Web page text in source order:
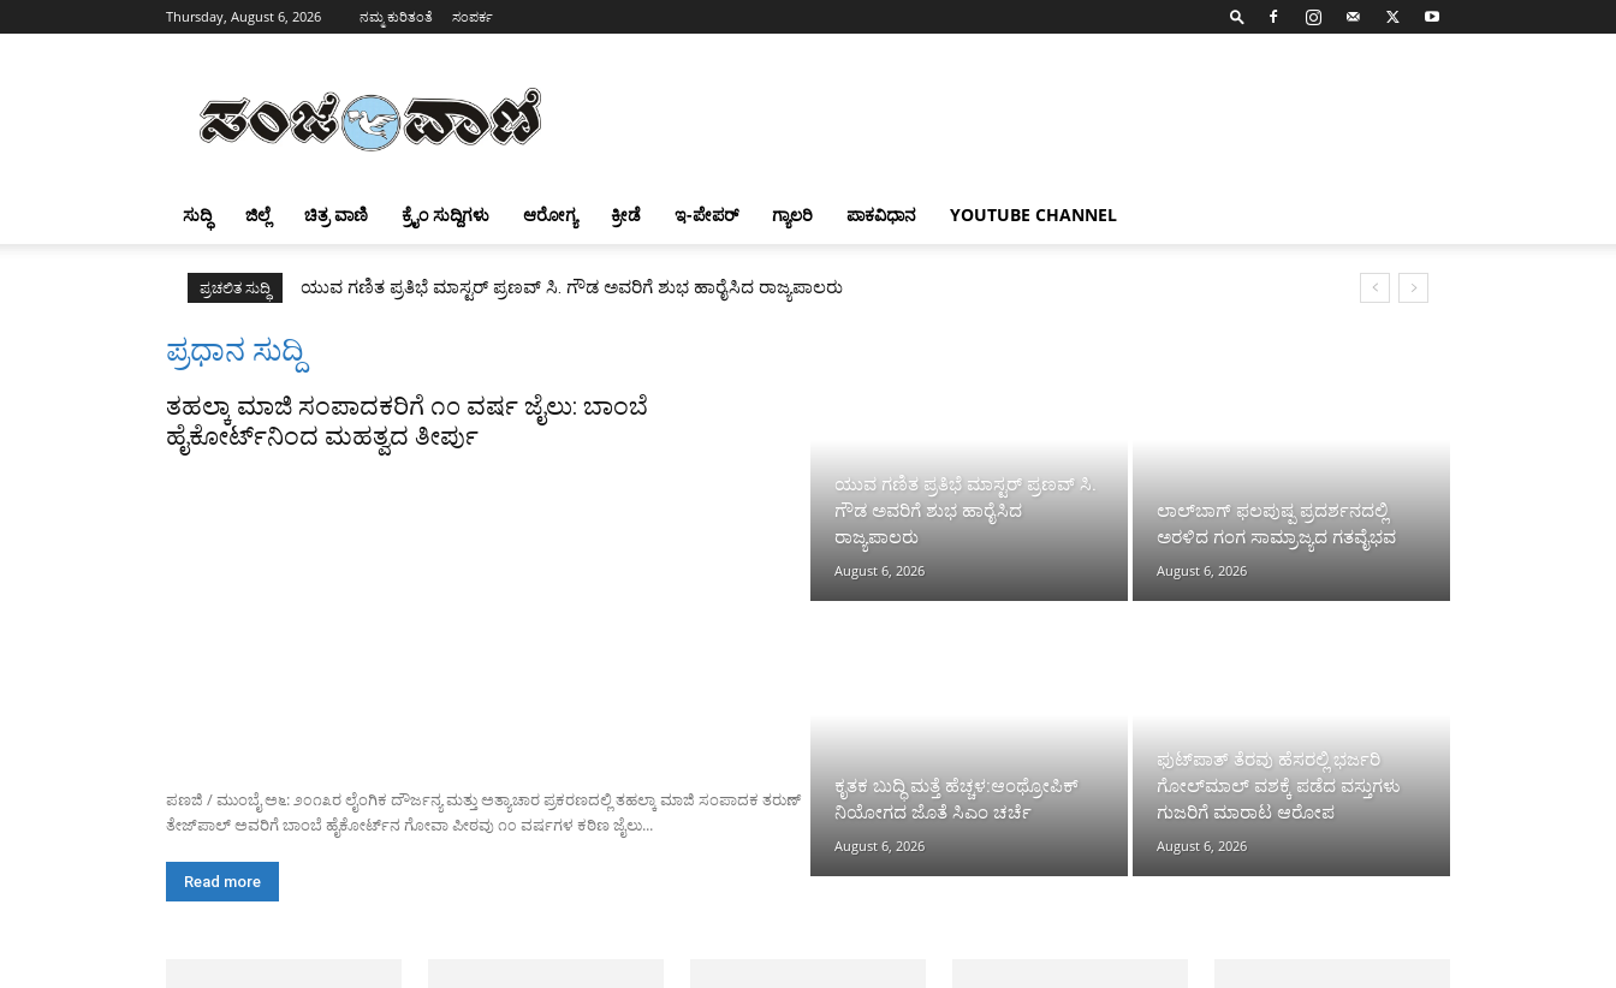
Thursday, August 6, 2026 ನಮ್ಮ ಕುರಿತಂತೆ ಸಂಪರ್ಕ
ಸುದ್ಧಿ ಜಿಲ್ಲೆ ಚಿತ್ರ ವಾಣಿ ಕ್ರೈಂ ಸುದ್ದಿಗಳು ಆರೋಗ್ಯ ಕ್ರೀಡೆ ಇ-ಪೇಪರ್ ಗ್ಯಾಲರಿ ಪಾಕವಿಧಾನ YOUTUBE CHANNEL
ಪ್ರಚಲಿತ ಸುದ್ಧಿ ಯುವ ಗಣಿತ ಪ್ರತಿಭೆ ಮಾಸ್ಟರ್ ಪ್ರಣವ್ ಸಿ. ಗೌಡ ಅವರಿಗೆ ಶುಭ ಹಾರೈಸಿದ ರಾಜ್ಯಪಾಲರು
ಪ್ರಧಾನ ಸುದ್ದಿ
ತಹಲ್ಕಾ ಮಾಜಿ ಸಂಪಾದಕರಿಗೆ ೧೦ ವರ್ಷ ಜೈಲು: ಬಾಂಬೆ
ಹೈಕೋರ್ಟ್‌ನಿಂದ ಮಹತ್ವದ ತೀರ್ಪು
ಪಣಜಿ / ಮುಂಬೈ ಅ೬: ೨೦೧೩ರ ಲೈಂಗಿಕ ದೌರ್ಜನ್ಯ ಮತ್ತು ಅತ್ಯಾಚಾರ ಪ್ರಕರಣದಲ್ಲಿ ತಹಲ್ಕಾ ಮಾಜಿ ಸಂಪಾದಕ ತರುಣ್
ತೇಜ್‌ಪಾಲ್ ಅವರಿಗೆ ಬಾಂಬೆ ಹೈಕೋರ್ಟ್‌ನ ಗೋವಾ ಪೀಠವು ೧೦ ವರ್ಷಗಳ ಕಠಿಣ ಜೈಲು...
Read more
ಯುವ ಗಣಿತ ಪ್ರತಿಭೆ ಮಾಸ್ಟರ್ ಪ್ರಣವ್ ಸಿ.
ಗೌಡ ಅವರಿಗೆ ಶುಭ ಹಾರೈಸಿದ
ರಾಜ್ಯಪಾಲರು
August 6, 2026
ಲಾಲ್‌ಬಾಗ್ ಫಲಪುಷ್ಪ ಪ್ರದರ್ಶನದಲ್ಲಿ
ಅರಳಿದ ಗಂಗ ಸಾಮ್ರಾಜ್ಯದ ಗತವೈಭವ
August 6, 2026
ಕೃತಕ ಬುದ್ಧಿ ಮತ್ತೆ ಹೆಚ್ಚಳ:ಆಂಥ್ರೋಪಿಕ್
ನಿಯೋಗದ ಜೊತೆ ಸಿಎಂ ಚರ್ಚೆ
August 6, 2026
ಫುಟ್‌ಪಾತ್ ತೆರವು ಹೆಸರಲ್ಲಿ ಭರ್ಜರಿ
ಗೋಲ್‌ಮಾಲ್ ವಶಕ್ಕೆ ಪಡೆದ ವಸ್ತುಗಳು
ಗುಜರಿಗೆ ಮಾರಾಟ ಆರೋಪ
August 6, 2026